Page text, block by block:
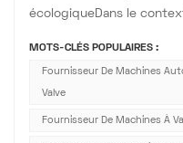
écologiqueDans le
le domaine de
MOTS-CLÉS POPULAIRES :
Fournisseur De Machines
Valve
Fournisseur De Machines À